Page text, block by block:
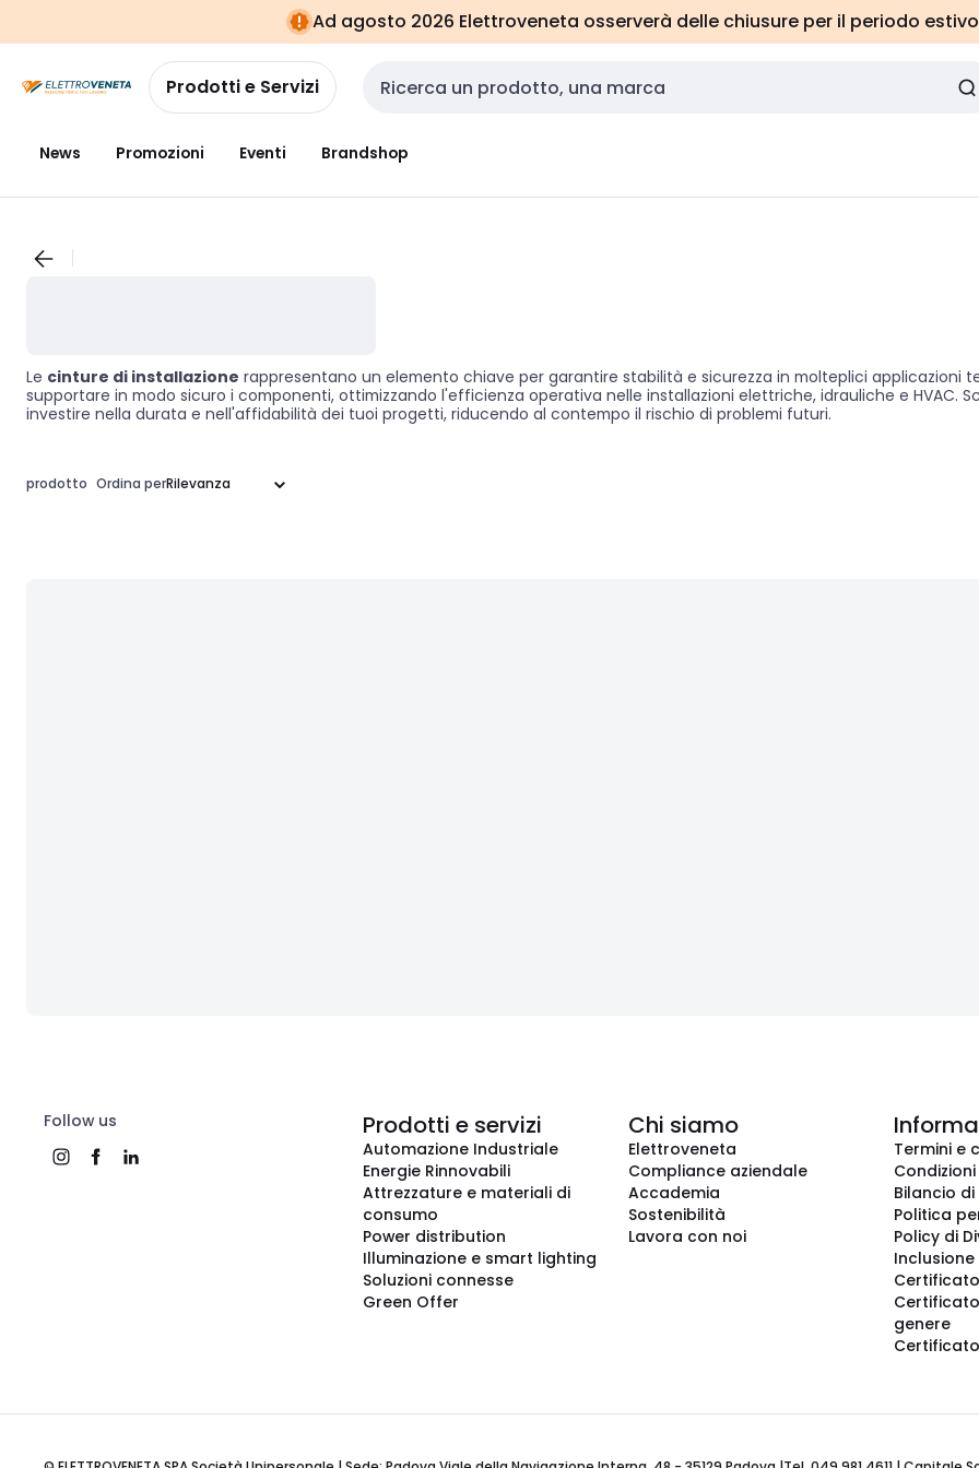
navigazionealla
pagina
Ad agosto 2026 Elettroveneta osserverà delle chiusure per il periodo
Prodotti e Servizi Cerca input
News Promozioni Eventi Brandshop
Le cinture di installazione rappresentano un elemento chiave per garantire stabilità e sicurezza in molteplici applicazioni
supportare in modo sicuro i componenti, ottimizzando l'efficienza operativa nelle installazioni elettriche, idrauliche e HVAC.
investire nella durata e nell'affidabilità dei tuoi progetti, riducendo al contempo il rischio di problemi futuri.
prodotto Ordina per
Follow us Prodotti e servizi
Automazione Industriale
Energie Rinnovabili
Attrezzature e materiali di
consumo
Power distribution
Illuminazione e smart lighting
Soluzioni connesse
Green Offer
Chi siamo
Elettroveneta
Compliance aziendale
Accademia
Sostenibilità
Lavora con noi
Termini e
Bilancio
Politica
Policy di
Inclusione
genere
Certificato